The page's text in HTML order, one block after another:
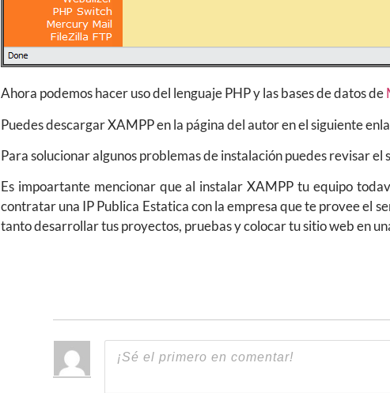
Ahora podemos hacer uso del lenguaje PHP y las bases de datos de
Puedes descargar XAMPP en la página del autor en el siguiente
Para solucionar algunos problemas de instalación puedes revisar el
Es impoartante mencionar que al instalar XAMPP tu equipo
contratar una IP Publica Estatica con la empresa que te provee el
tanto desarrollar tus proyectos, pruebas y colocar tu sitio web en